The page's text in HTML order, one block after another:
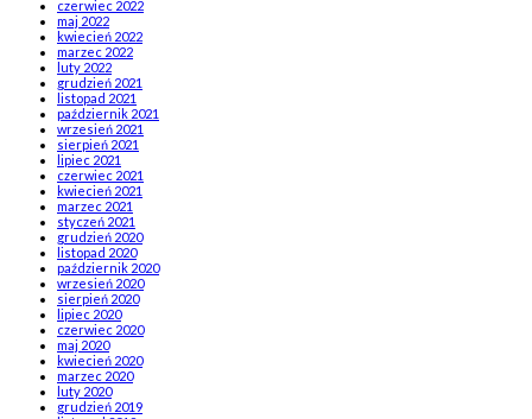
czerwiec 2022
maj 2022
kwiecień 2022
marzec 2022
luty 2022
grudzień 2021
listopad 2021
październik 2021
wrzesień 2021
sierpień 2021
lipiec 2021
czerwiec 2021
kwiecień 2021
marzec 2021
styczeń 2021
grudzień 2020
listopad 2020
październik 2020
wrzesień 2020
sierpień 2020
lipiec 2020
czerwiec 2020
maj 2020
kwiecień 2020
marzec 2020
luty 2020
grudzień 2019